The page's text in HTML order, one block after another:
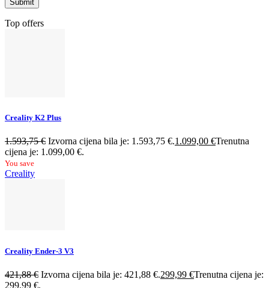
Top offers
Creality K2 Plus
1.593,75€ Izvorna cijena bila je: 1.593,75 €.1.099,00 €Trenutna
cijena je: 1.099,00 €.
You save
Creality
Creality Ender-3 V3
421,88€ Izvorna cijena bila je: 421,88 €.299,99 €Trenutna cijena je:
299,99 €.